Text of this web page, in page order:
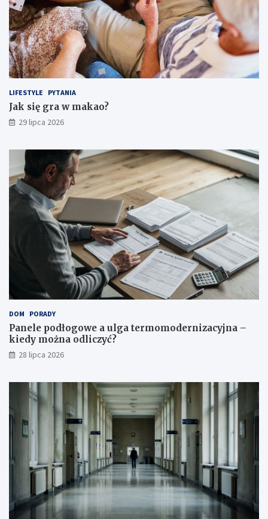
LIFESTYLE PYTANIA
Jak się gra w makao?
29 lipca 2026
DOM PORADY
Panele podłogowe a ulga termomodernizacyjna –
kiedy można odliczyć?
28 lipca 2026